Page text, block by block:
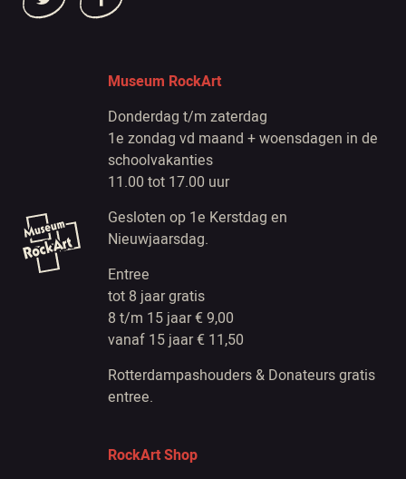
Museum RockArt
Donderdag t/m zaterdag
1e zondag vd maand + woensdagen in de
schoolvakanties
11.00 tot 17.00 uur
Gesloten op 1e Kerstdag en
Nieuwjaarsdag.
Entree
tot 8 jaar gratis
8 t/m 15 jaar € 9,00
vanaf 15 jaar € 11,50
Rotterdampashouders & Donateurs gratis
entree.
RockArt Shop